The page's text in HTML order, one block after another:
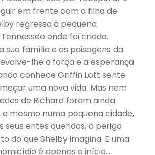
em frente com a filha de
regressa à pequena
onde foi criada.
sua família e as paisagens da
lhe a força e a esperança
conhece Griffin Lott sente
uma nova vida. Mas nem
de Richard foram ainda
e mesmo numa pequena cidade,
seus entes queridos, o perigo
do que Shelby imagina. E uma
é apenas o início…